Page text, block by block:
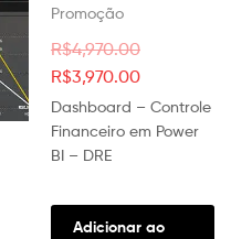
Promoção
R$4,970.00
O
preço
original
era:
R$3,970.00O
preço
atual
Dashboard – Controle
Financeiro em Power
BI – DRE
Adicionar ao